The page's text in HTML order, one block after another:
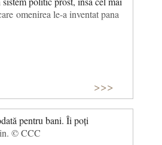
omenirea le-a inventat pana
>>>
pentru bani. Îi poți
© CCC